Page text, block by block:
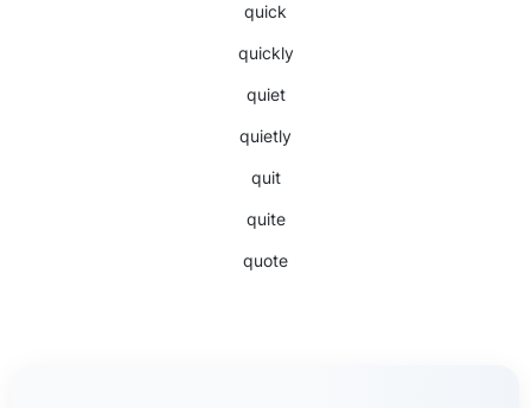
quick
quickly
quiet
quietly
quit
quite
quote